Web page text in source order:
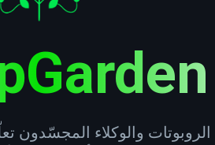
والوكلاء المجسّدون